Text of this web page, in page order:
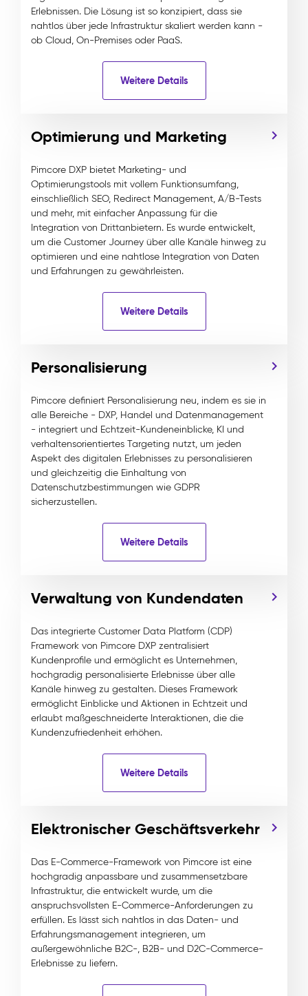
Erlebnissen. Die Lösung ist so konzipiert, dass sie
nahtlos über jede Infrastruktur skaliert werden kann -
ob Cloud, On-Premises oder PaaS.
Weitere Details
Optimierung und Marketing
Pimcore DXP bietet Marketing- und
Optimierungstools mit vollem Funktionsumfang,
einschließlich SEO, Redirect Management, A/B-Tests
und mehr, mit einfacher Anpassung für die
Integration von Drittanbietern. Es wurde entwickelt,
um die Customer Journey über alle Kanäle hinweg zu
optimieren und eine nahtlose Integration von Daten
und Erfahrungen zu gewährleisten.
Weitere Details
Personalisierung
Pimcore definiert Personalisierung neu, indem es sie in
alle Bereiche - DXP, Handel und Datenmanagement
- integriert und Echtzeit-Kundeneinblicke, KI und
verhaltensorientiertes Targeting nutzt, um jeden
Aspekt des digitalen Erlebnisses zu personalisieren
und gleichzeitig die Einhaltung von
Datenschutzbestimmungen wie GDPR
sicherzustellen.
Weitere Details
Verwaltung von Kundendaten
Das integrierte Customer Data Platform (CDP)
Framework von Pimcore DXP zentralisiert
Kundenprofile und ermöglicht es Unternehmen,
hochgradig personalisierte Erlebnisse über alle
Kanäle hinweg zu gestalten. Dieses Framework
ermöglicht Einblicke und Aktionen in Echtzeit und
erlaubt maßgeschneiderte Interaktionen, die die
Kundenzufriedenheit erhöhen.
Weitere Details
Elektronischer Geschäftsverkehr
Das E-Commerce-Framework von Pimcore ist eine
hochgradig anpassbare und zusammensetzbare
Infrastruktur, die entwickelt wurde, um die
anspruchsvollsten E-Commerce-Anforderungen zu
erfüllen. Es lässt sich nahtlos in das Daten- und
Erfahrungsmanagement integrieren, um
außergewöhnliche B2C-, B2B- und D2C-Commerce-
Erlebnisse zu liefern.